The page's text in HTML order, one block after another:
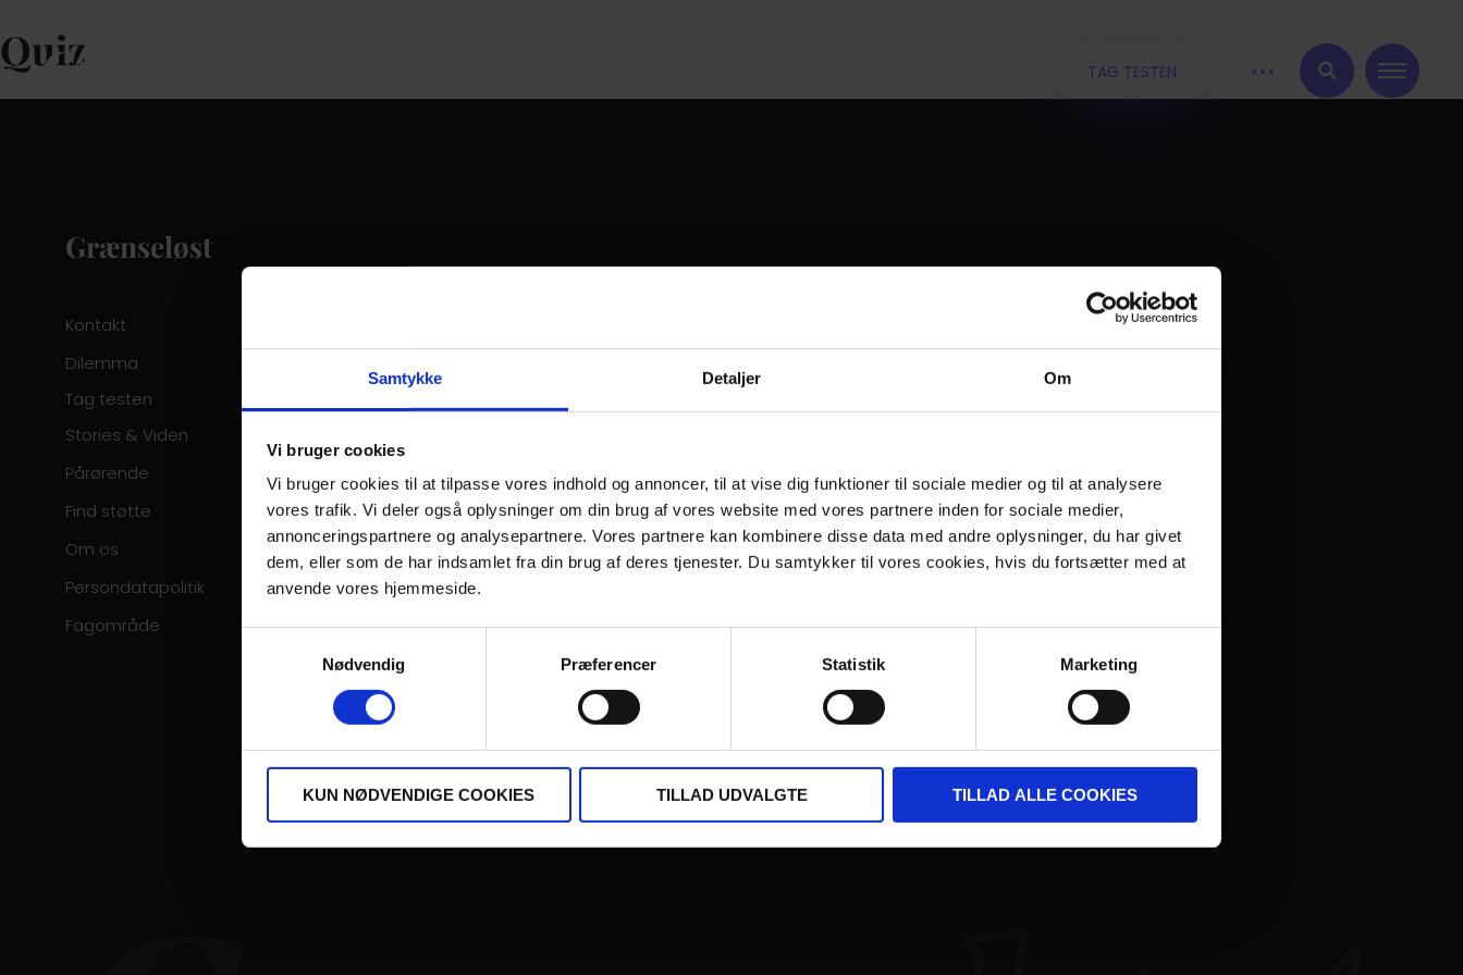
Samtykke Detaljer Om
Vi bruger cookies
Vi bruger cookies til at tilpasse vores indhold og annoncer, til at vise dig funktioner til sociale medier og til at analysere
vores trafik. Vi deler også oplysninger om din brug af vores website med vores partnere inden for sociale medier,
annonceringspartnere og analysepartnere. Vores partnere kan kombinere disse data med andre oplysninger, du har givet
dem, eller som de har indsamlet fra din brug af deres tjenester. Du samtykker til vores cookies, hvis du fortsætter med at
anvende vores hjemmeside.
Nødvendig
Præferencer Statistik Marketing
KUN NØDVENDIGE COOKIES TILLAD UDVALGTE TILLAD ALLE COOKIES
TAG TESTEN
Quiz
Grænseløst
Kontakt
Dilemma
Tag testen
Stories & Viden
Pårørende
Find støtte
Om os
Persondatapolitik
Fagområde